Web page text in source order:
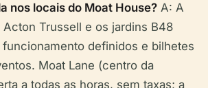
nos locais do Moat House? A: A
Acton Trussell e os jardins B48
definidos e bilhetes
Moat Lane (centro da
a todas as horas, sem taxas; a